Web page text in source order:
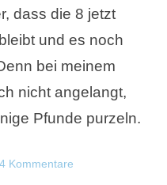
dass die 8 jetzt
und es noch
bei meinem
nicht angelangt,
Pfunde purzeln.
4 Kommentare